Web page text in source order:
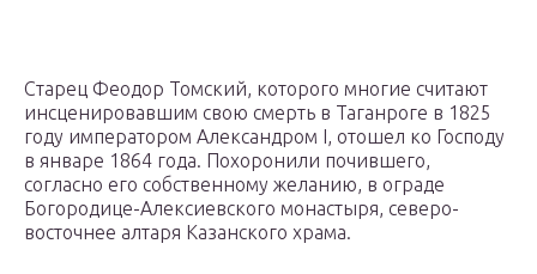
Старец Феодор Томский, которого многие считают
инсценировавшим свою смерть в Таганроге в 1825
году императором Александром I, отошел ко Господу
в январе 1864 года. Похоронили почившего,
согласно его собственному желанию, в ограде
Богородице-Алексиевского монастыря, северо-
восточнее алтаря Казанского храма.